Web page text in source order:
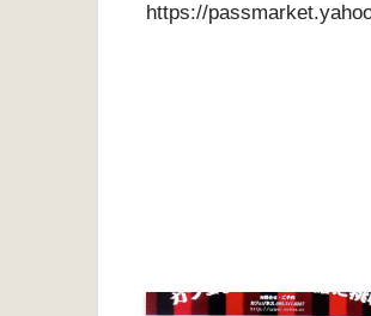
https://